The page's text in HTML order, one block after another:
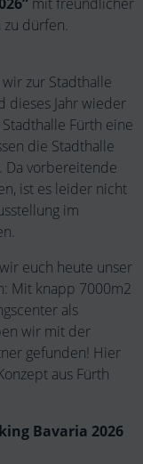
zu dürfen.
zur Stadthalle
dieses Jahr wieder
Fürth eine
die Stadthalle
Da vorbereitende
ist es leider nicht
im
euch heute unser
Mit knapp 7000m2
als
wir mit der
gefunden! Hier
aus Fürth
Bavaria 2026